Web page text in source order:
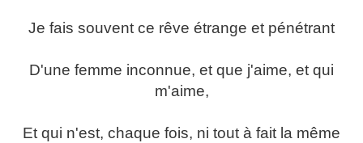
Je fais souvent ce rêve étrange et pénétrant
D'une femme inconnue, et que j'aime, et qui
m'aime,
Et qui n'est, chaque fois, ni tout à fait la même